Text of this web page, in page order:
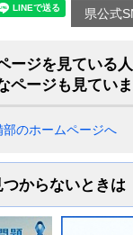
県公式
ージを見ている
ページも見てい
のホームページへ
つからないときは